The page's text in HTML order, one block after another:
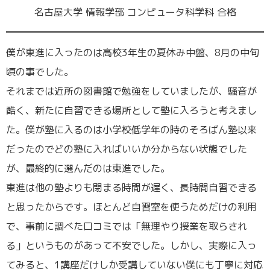
名古屋大学 情報学部 コンピュータ科学科 合格
僕が東進に入ったのは高校3年生の夏休み中盤、8月の中旬
頃の事でした。
それまでは近所の図書館で勉強をしていましたが、騒音が
酷く、新たに自習できる場所として塾に入ろうと考えまし
た。僕が塾に入るのは小学校低学年の時のそろばん塾以来
だったのでどの塾に入ればいいか分からない状態でした
が、最終的に選んだのは東進でした。
東進は他の塾よりも閉まる時間が遅く、長時間自習できる
と思ったからです。ほとんど自習室を使うためだけの利用
で、事前に調べた口コミでは「無理やり授業を取らされ
る」というものがあって不安でした。しかし、実際に入っ
てみると、1講座だけしか受講していない僕にも丁寧に対応